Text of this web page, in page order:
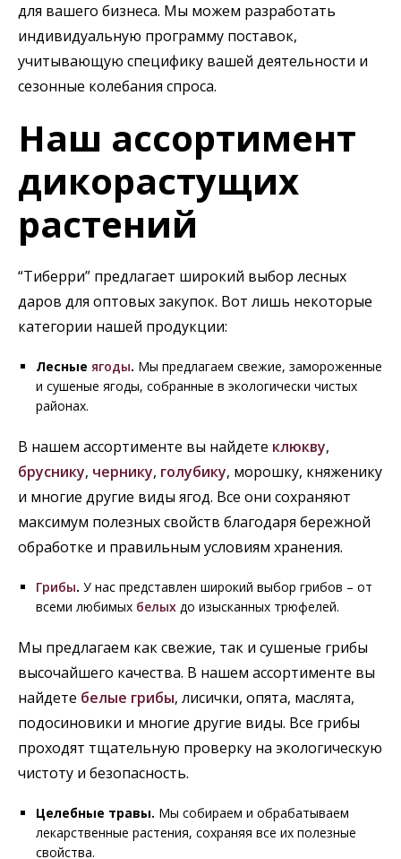
для вашего бизнеса. Мы можем разработать
индивидуальную программу поставок,
учитывающую специфику вашей деятельности и
сезонные колебания спроса.
Наш ассортимент
дикорастущих
растений
“Тиберри” предлагает широкий выбор лесных
даров для оптовых закупок. Вот лишь некоторые
категории нашей продукции:
Лесные ягоды. Мы предлагаем свежие, замороженные
и сушеные ягоды, собранные в экологически чистых
районах.
В нашем ассортименте вы найдете клюкву,
бруснику, чернику, голубику, морошку, княженику
и многие другие виды ягод. Все они сохраняют
максимум полезных свойств благодаря бережной
обработке и правильным условиям хранения.
Грибы. У нас представлен широкий выбор грибов – от
всеми любимых белых до изысканных трюфелей.
Мы предлагаем как свежие, так и сушеные грибы
высочайшего качества. В нашем ассортименте вы
найдете белые грибы, лисички, опята, маслята,
подосиновики и многие другие виды. Все грибы
проходят тщательную проверку на экологическую
чистоту и безопасность.
Целебные травы. Мы собираем и обрабатываем
лекарственные растения, сохраняя все их полезные
свойства.